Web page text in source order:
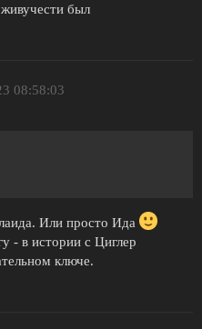
был
08:58:03
Или просто Ида
- в истории с Циглер
ключе.